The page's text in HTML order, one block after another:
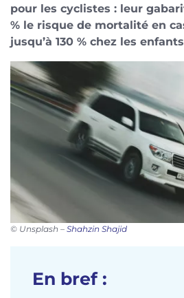
pour les cyclistes : leur
% le risque de mortalité en
jusqu’à 130 % chez les
© Unsplash – Shahzin Shajid
En bref :